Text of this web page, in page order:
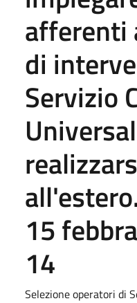
afferenti
di
Servizio
15
14
Selezione operatori di